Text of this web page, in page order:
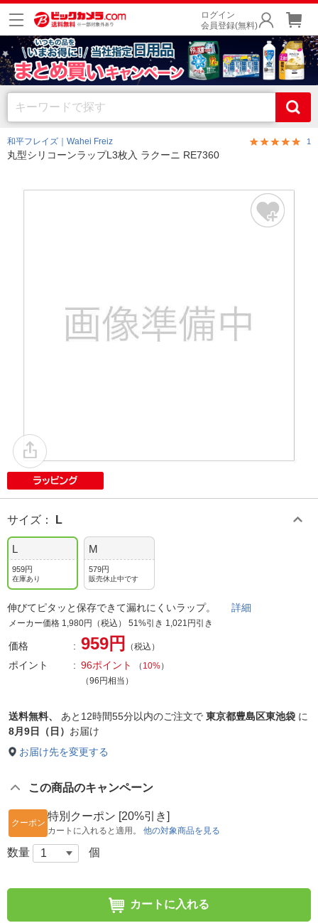
ログイン
会員登録(無料)
和平フレイズ｜Wahei Freiz 1
丸型シリコーンラップL3枚入 ラクーニ RE7360
サイズ ： L
L
959円
在庫あり
M
579円
販売休止中です
伸びてピタッと保存できて漏れにくいラップ。 詳細
メーカー価格 1,980円（税込） 51%引き 1,021円引き
価格 959円 （税込）
ポイント 96ポイント （ 10%）
（96円相当）
送料無料、 あと 12時間55分以内のご注文で 東京都豊島区東池袋 に
8月9日（日） お届け
お届け先を変更する
この商品のキャンペーン
クーポン
特別クーポン [20%引き]
カートに入れると適用。 他の対象商品を見る
数量 個
カートに入れる